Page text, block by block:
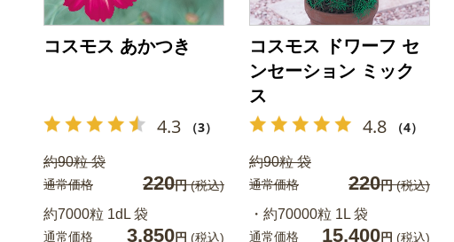
コスモス あかつき
4.3 （3）
約90粒 袋
通常価格 220円(税込)
約7000粒 1dL 袋
通常価格 3,850円 (税込)
コスモス ドワーフ セ
ンセーション ミック
ス
4.8 （4）
約90粒 袋
通常価格 220円(税込)
・約70000粒 1L 袋
通常価格 15,400円 (税込)